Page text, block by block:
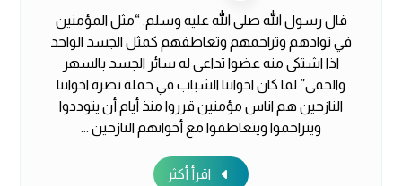
قال رسول الله صلى الله عليه وسلم: “مثل المؤمنين
في توادهم وتراحمهم وتعاطفهم كمثل الجسد الواحد
اذا اشتكى منه عضوا تداعى له سائر الجسد بالسهر
والحمى” لما كان اخواننا الشباب في حملة نصرة اخواننا
النازحين هم اناس مؤمنين قرروا منذ أيام أن يتوددوا
ويتراحموا ويتعاطفوا مع أخوانهم النازحين ...
اقرأ أكثر